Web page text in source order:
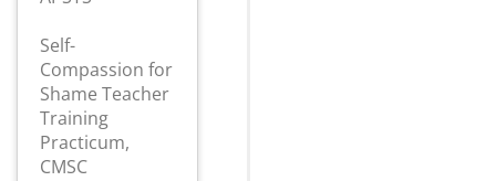
Self-
Compassion for
Shame Teacher
Training
Practicum,
CMSC